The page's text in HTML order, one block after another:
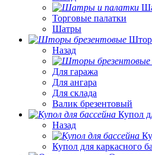
Торговые палатки
Шатры
Назад
Для гаража
Для ангара
Для склада
Валик брезентовый
Купол
Назад
Купол для каркасного